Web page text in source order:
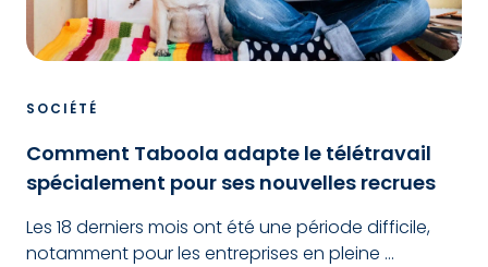
SOCIÉTÉ
Comment Taboola adapte le télétravail
spécialement pour ses nouvelles recrues
Les 18 derniers mois ont été une période difficile,
notamment pour les entreprises en pleine ...